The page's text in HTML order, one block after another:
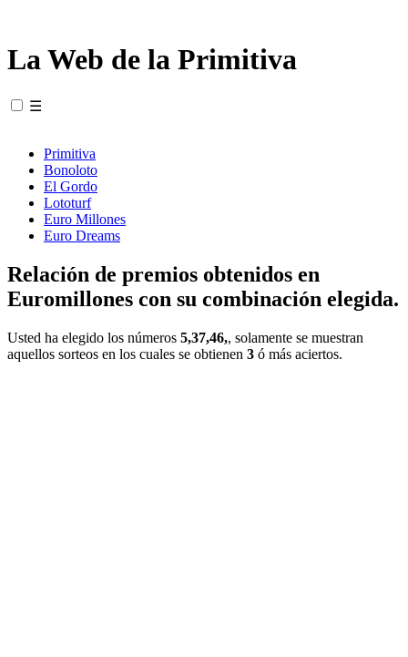
La Web de la Primitiva
☰
Primitiva
Bonoloto
El Gordo
Lototurf
Euro Millones
Euro Dreams
Relación de premios obtenidos en
Euromillones con su combinación elegida.
Usted ha elegido los números 5,37,46,, solamente se muestran
aquellos sorteos en los cuales se obtienen 3 ó más aciertos.